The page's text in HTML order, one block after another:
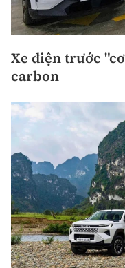
Xe điện trước
carbon